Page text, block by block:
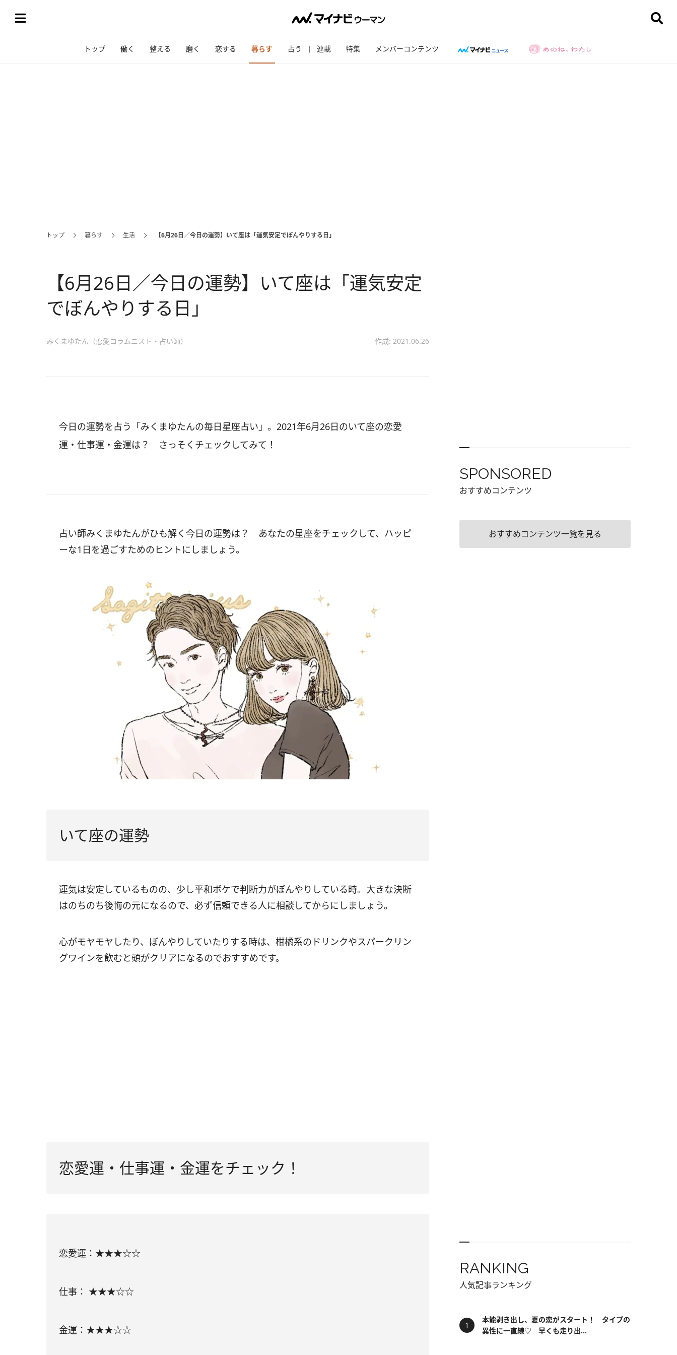
トップ 働く 整える 磨く 恋する 暮らす 占う 連載 特集 メンバーコンテンツ
トップ 暮らす 生活 【6月26日／今日の運勢】いて座は「運気安定でぼんやりする日」
【6月26日／今日の運勢】いて座は「運気安定
でぼんやりする日」
みくまゆたん（恋愛コラムニスト・占い師） 作成: 2021.06.26
今日の運勢を占う「みくまゆたんの毎日星座占い」。2021年6月26日のいて座の恋愛
運・仕事運・金運は？ さっそくチェックしてみて！
占い師みくまゆたんがひも解く今日の運勢は？ あなたの星座をチェックして、ハッピ
ーな1日を過ごすためのヒントにしましょう。
いて座の運勢
運気は安定しているものの、少し平和ボケで判断力がぼんやりしている時。大きな決断
はのちのち後悔の元になるので、必ず信頼できる人に相談してからにしましょう。
心がモヤモヤしたり、ぼんやりしていたりする時は、柑橘系のドリンクやスパークリン
グワインを飲むと頭がクリアになるのでおすすめです。
恋愛運・仕事運・金運をチェック！
恋愛運：★★★☆☆
仕事： ★★★☆☆
金運：★★★☆☆
SPONSORED
おすすめコンテンツ
おすすめコンテンツ一覧を見る
RANKING
人気記事ランキング
本能剥き出し、夏の恋がスタート！ タイプの
異性に一直線♡ 早くも走り出...